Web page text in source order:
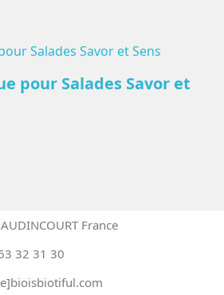
pour Salades Savor et
France
32 31 30